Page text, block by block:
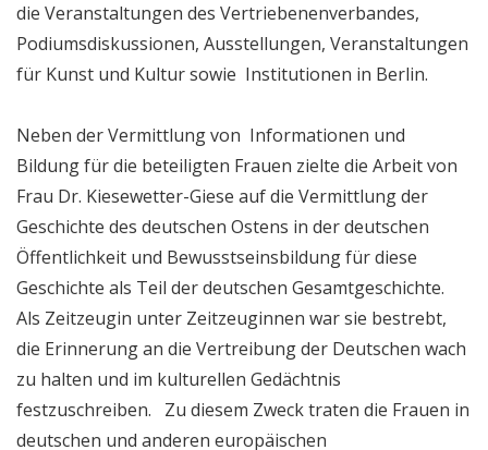
die Veranstaltungen des Vertriebenenverbandes,
Podiumsdiskussionen, Ausstellungen, Veranstaltungen
für Kunst und Kultur sowie Institutionen in Berlin.
Neben der Vermittlung von Informationen und
Bildung für die beteiligten Frauen zielte die Arbeit von
Frau Dr. Kiesewetter-Giese auf die Vermittlung der
Geschichte des deutschen Ostens in der deutschen
Öffentlichkeit und Bewusstseinsbildung für diese
Geschichte als Teil der deutschen Gesamtgeschichte.
Als Zeitzeugin unter Zeitzeuginnen war sie bestrebt,
die Erinnerung an die Vertreibung der Deutschen wach
zu halten und im kulturellen Gedächtnis
festzuschreiben. Zu diesem Zweck traten die Frauen in
deutschen und anderen europäischen